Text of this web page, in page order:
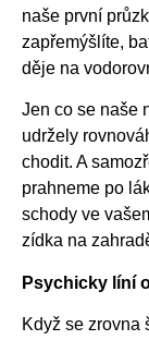
naše první
zapřemýšlíte,
děje na
Jen co se naše
udržely
chodit. A
prahneme po
schody ve
zídka na
Psychicky líní
Když se zrovna